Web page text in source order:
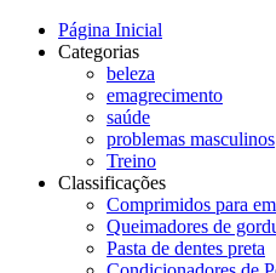
Página Inicial
Categorias
beleza
emagrecimento
saúde
problemas masculinos
Treino
Classificações
Comprimidos para
Queimadores de
Pasta de dentes preta